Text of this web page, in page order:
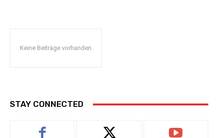
Keine Beiträge vorhanden
STAY CONNECTED